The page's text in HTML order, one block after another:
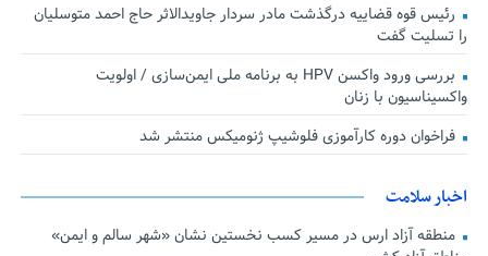
رئیس قوه قضاییه درگذشت مادر سردار جاویدالاثر حاج احمد متوسلیان
را تسلیت گفت
بررسی ورود واکسن HPV به برنامه ملی ایمن‌سازی / اولویت
واکسیناسیون با زنان
فراخوان دوره کارآموزی فلوشیپ ژنومیکس منتشر شد
اخبار سلامت
منطقه آزاد ارس در مسیر کسب نخستین نشان «شهر سالم و ایمن»